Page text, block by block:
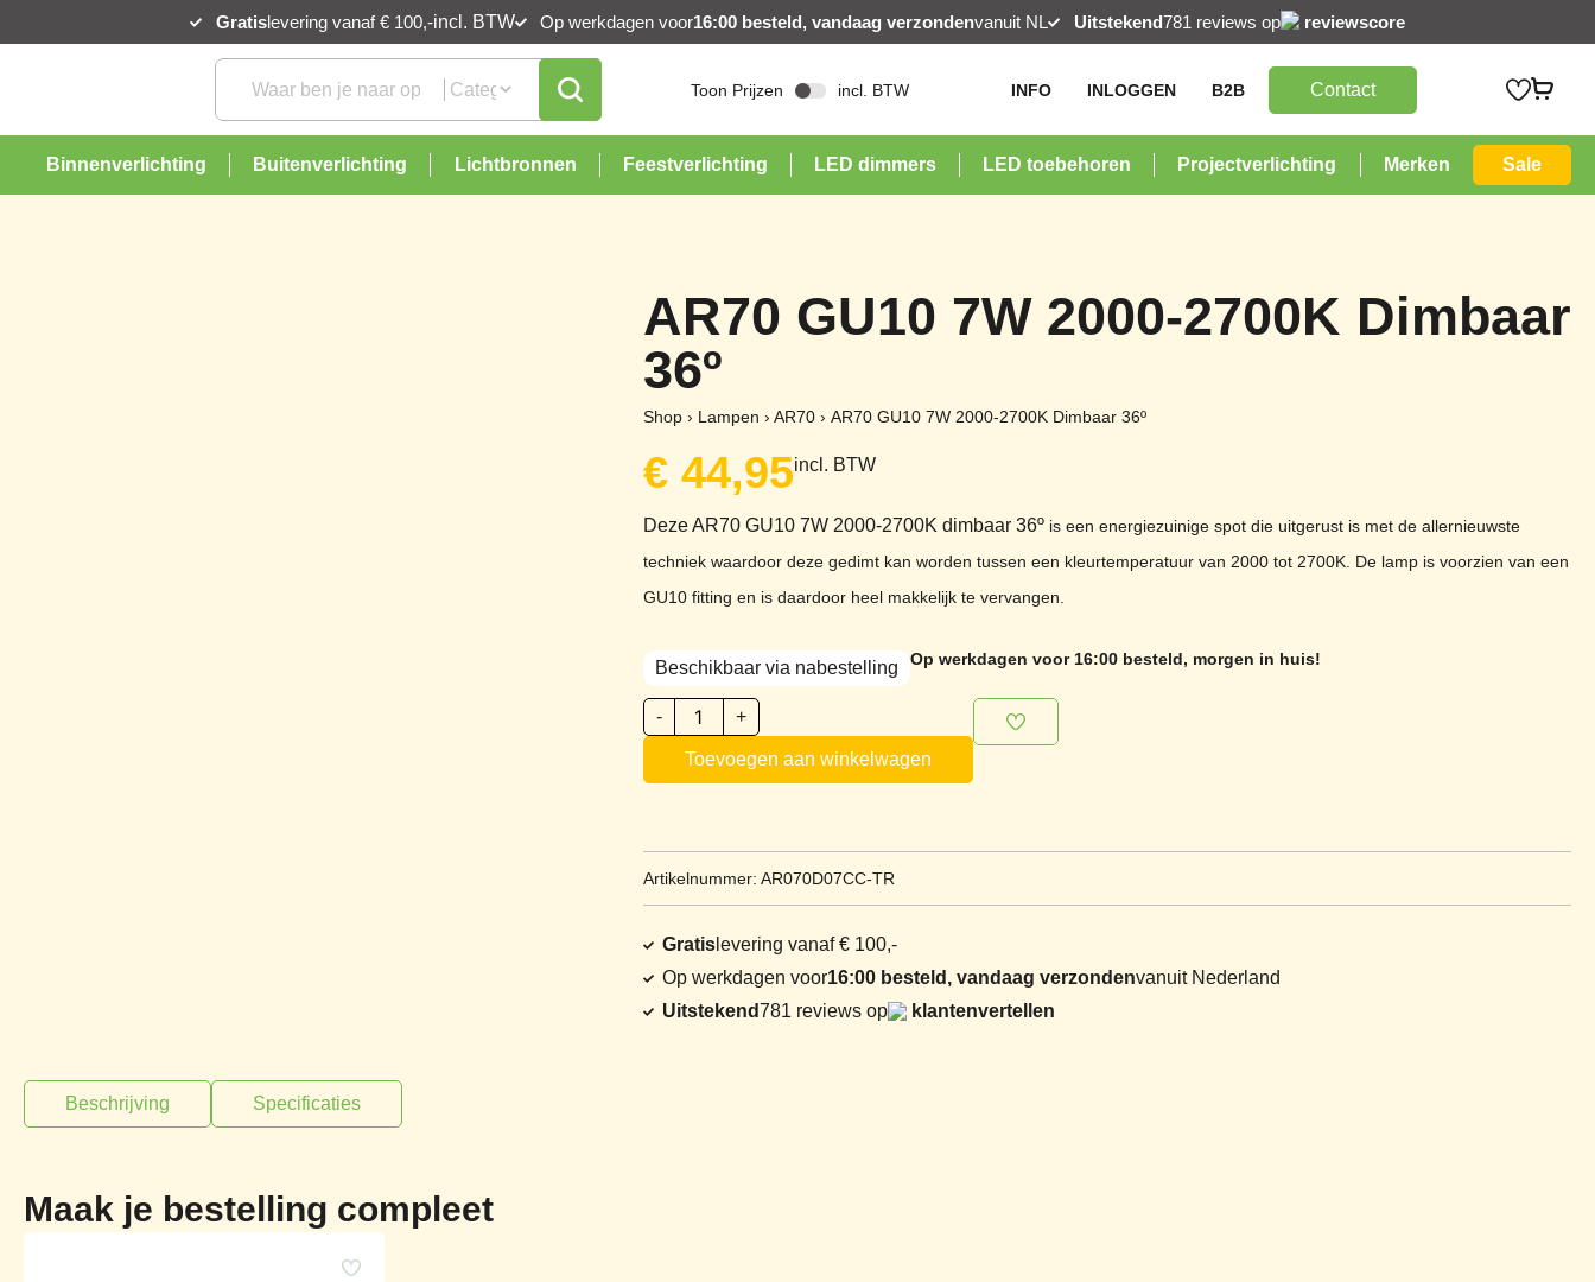
Gratislevering vanaf € 100,-incl. BTW Op werkdagen voor16:00 besteld, vandaag verzondenvanuit NL Uitstekend781 reviews op reviewscore
Toon Prijzen incl. BTW INFO INLOGGEN B2B Contact
Binnenverlichting Buitenverlichting Lichtbronnen Feestverlichting LED dimmers LED toebehoren Projectverlichting Merken Sale
AR70 GU10 7W 2000-2700K Dimbaar
36º
Shop› Lampen › AR70› AR70 GU10 7W 2000-2700K Dimbaar 36º
€44,95incl. BTW
Deze AR70 GU10 7W 2000-2700K dimbaar 36ºis een energiezuinige spot die uitgerust is met de allernieuwste
techniek waardoor deze gedimt kan worden tussen een kleurtemperatuur van 2000 tot 2700K. De lamp is voorzien van een
GU10 fitting en is daardoor heel makkelijk te vervangen.
Beschikbaar via nabestelling Op werkdagen voor 16:00 besteld, morgen in huis!
- +
Toevoegen aan winkelwagen
Artikelnummer: AR070D07CC-TR
Gratislevering vanaf € 100,-
Op werkdagen voor16:00 besteld, vandaag verzondenvanuit Nederland
Uitstekend781 reviews op klantenvertellen
Beschrijving Specificaties
Maak je bestelling compleet